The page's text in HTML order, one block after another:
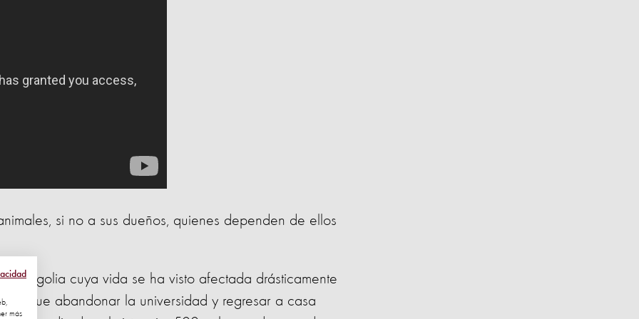
si no a sus dueños, quienes dependen de ellos
cuya vida se ha visto afectada drásticamente
que abandonar la universidad y regresar a casa
más